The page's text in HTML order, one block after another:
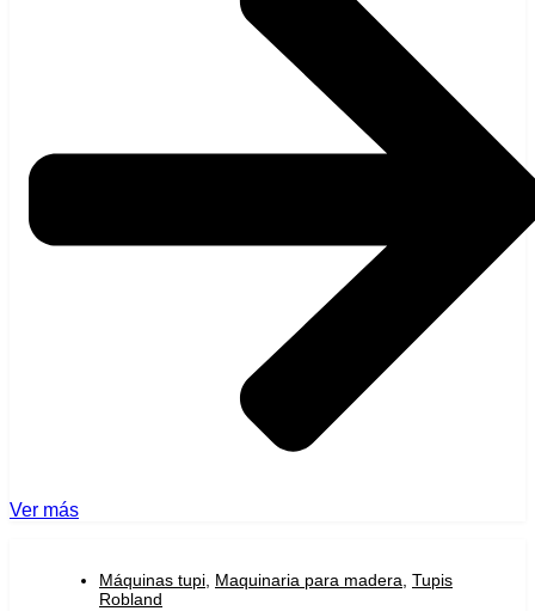
Ver más
Máquinas tupi Maquinaria para madera Tupis
Robland